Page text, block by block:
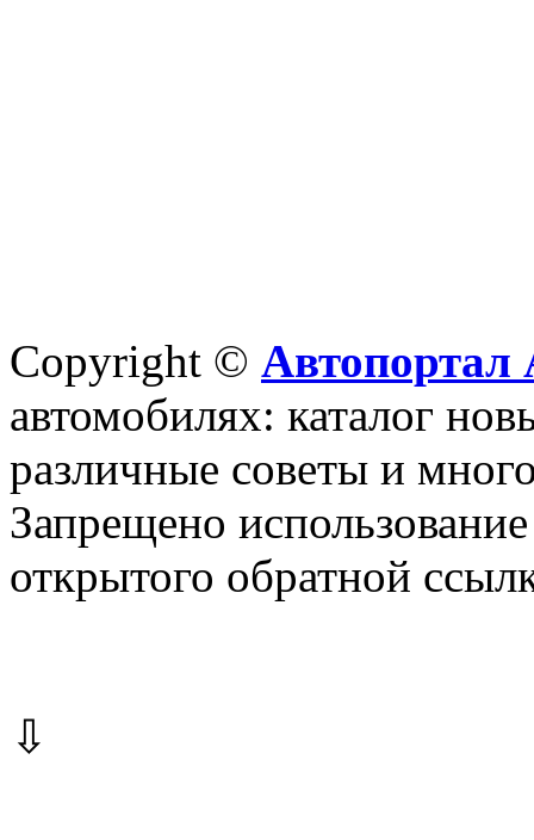
Copyright © Автопортал
автомобилях: каталог
различные советы и
Запрещено
открытого обратной
⇩